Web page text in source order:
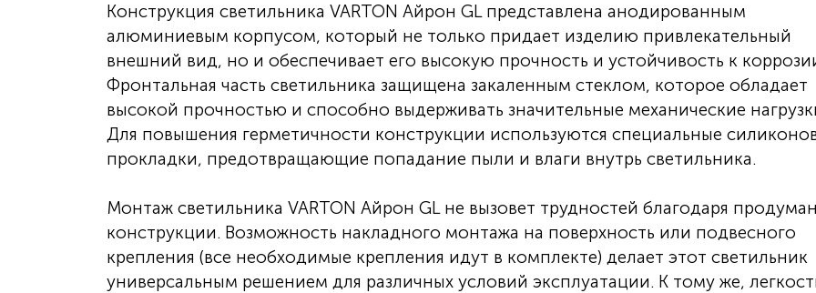
Конструкция светильника VARTON Айрон GL представлена анодированным
алюминиевым корпусом, который не только придает изделию привлекательный
внешний вид, но и обеспечивает его высокую прочность и устойчивость к
Фронтальная часть светильника защищена закаленным стеклом, которое обладает
высокой прочностью и способно выдерживать значительные механические
Для повышения герметичности конструкции используются специальные
прокладки, предотвращающие попадание пыли и влаги внутрь светильника.
Монтаж светильника VARTON Айрон GL не вызовет трудностей благодаря
конструкции. Возможность накладного монтажа на поверхность или подвесного
крепления (все необходимые крепления идут в комплекте) делает этот светильник
универсальным решением для различных условий эксплуатации. К тому же,